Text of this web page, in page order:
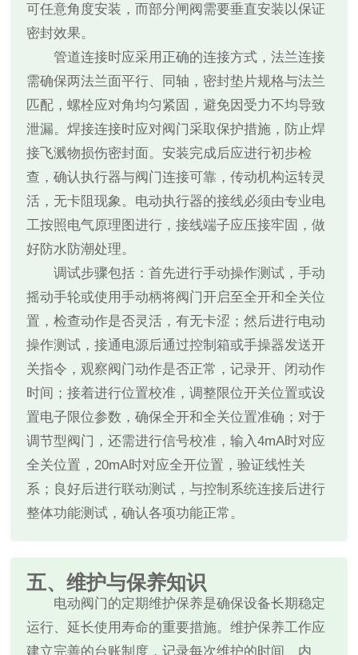
可任意角度安装，而部分闸阀需要垂直安装以保证
密封效果。
管道连接时应采用正确的连接方式，法兰连接
需确保两法兰面平行、同轴，密封垫片规格与法兰
匹配，螺栓应对角均匀紧固，避免因受力不均导致
泄漏。焊接连接时应对阀门采取保护措施，防止焊
接飞溅物损伤密封面。安装完成后应进行初步检
查，确认执行器与阀门连接可靠，传动机构运转灵
活，无卡阻现象。电动执行器的接线必须由专业电
工按照电气原理图进行，接线端子应压接牢固，做
好防水防潮处理。
调试步骤包括：首先进行手动操作测试，手动
摇动手轮或使用手动柄将阀门开启至全开和全关位
置，检查动作是否灵活，有无卡涩；然后进行电动
操作测试，接通电源后通过控制箱或手操器发送开
关指令，观察阀门动作是否正常，记录开、闭动作
时间；接着进行位置校准，调整限位开关位置或设
置电子限位参数，确保全开和全关位置准确；对于
调节型阀门，还需进行信号校准，输入4mA时对应
全关位置，20mA时对应全开位置，验证线性关
系；良好后进行联动测试，与控制系统连接后进行
整体功能测试，确认各项功能正常。
五、维护与保养知识
电动阀门的定期维护保养是确保设备长期稳定
运行、延长使用寿命的重要措施。维护保养工作应
建立完善的台账制度，记录每次维护的时间、内